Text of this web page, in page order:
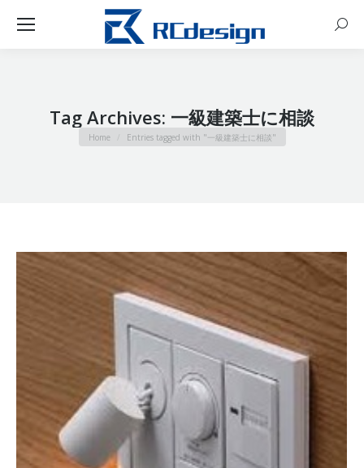
Tag Archives: 一級建築士に相談
You are here:
Home Entries tagged with "一級建築士に相談"